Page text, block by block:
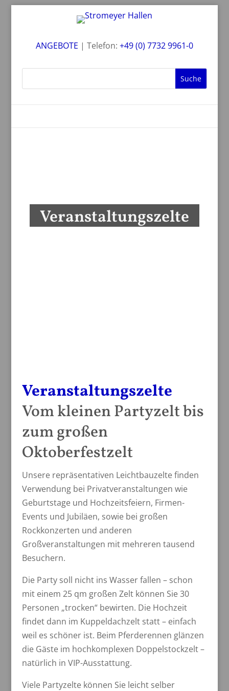
ANGEBOTE | Telefon: +49 (0) 7732 9961-0
Veranstaltungszelte
Veranstaltungszelte
Vom kleinen Partyzelt bis
zum großen
Oktoberfestzelt
Unsere repräsentativen Leichtbauzelte finden
Verwendung bei Privatveranstaltungen wie
Geburtstage und Hochzeitsfeiern, Firmen-
Events und Jubiläen, sowie bei großen
Rockkonzerten und anderen
Großveranstaltungen mit mehreren tausend
Besuchern.
Die Party soll nicht ins Wasser fallen – schon
mit einem 25 qm großen Zelt können Sie 30
Personen „trocken“ bewirten. Die Hochzeit
findet dann im Kuppeldachzelt statt – einfach
weil es schöner ist. Beim Pferderennen glänzen
die Gäste im hochkomplexen Doppelstockzelt –
natürlich in VIP-Ausstattung.
Viele Partyzelte können Sie leicht selber